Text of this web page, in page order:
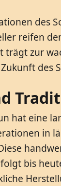
des
reifen
zur
des
hat eine
in
bis